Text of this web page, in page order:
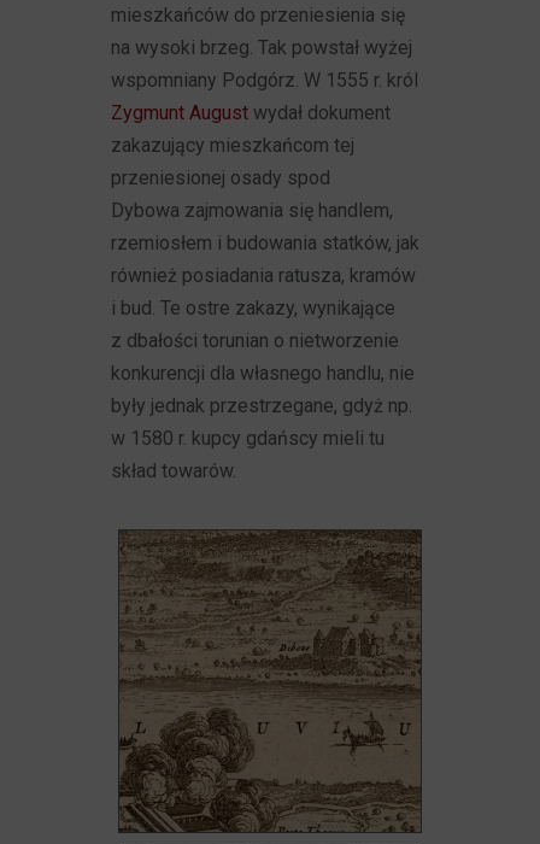
mieszkańców do przeniesienia się
na wysoki brzeg. Tak powstał wyżej
wspomniany Podgórz. W 1555 r. król
Zygmunt August wydał dokument
zakazujący mieszkańcom tej
przeniesionej osady spod
Dybowa zajmowania się handlem,
rzemiosłem i budowania statków, jak
również posiadania ratusza, kramów
i bud. Te ostre zakazy, wynikające
z dbałości torunian o nietworzenie
konkurencji dla własnego handlu, nie
były jednak przestrzegane, gdyż np.
w 1580 r. kupcy gdańscy mieli tu
skład towarów.